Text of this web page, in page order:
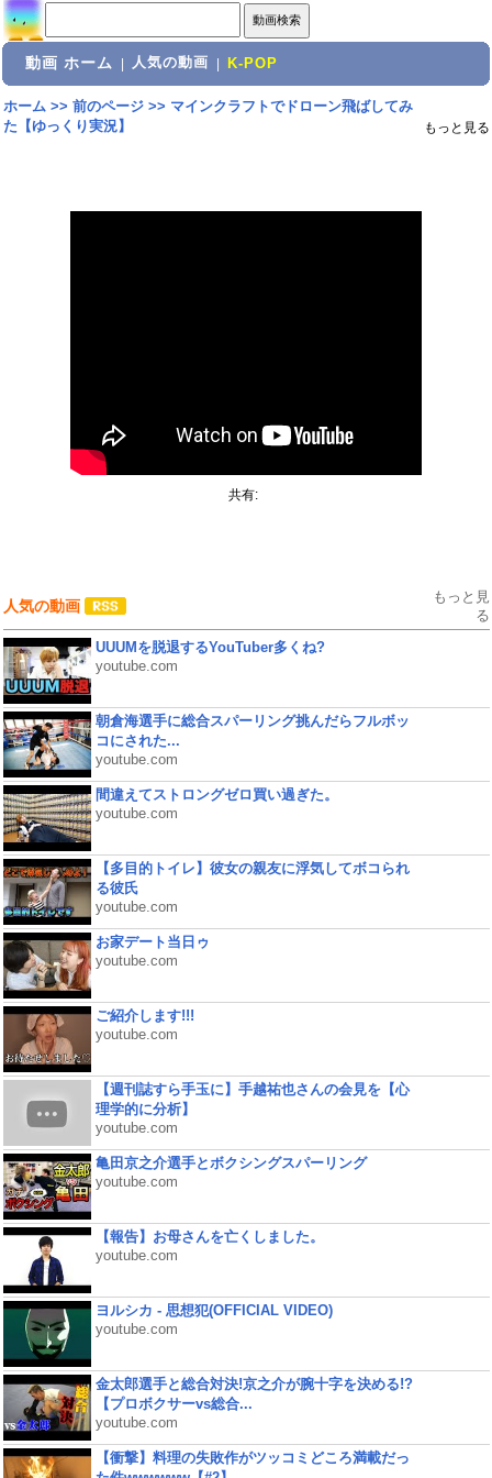
動画 ホーム 人気の動画 K-POP
ホーム>> 前のページ>> マインクラフトでドローン飛ばしてみ
た【ゆっくり実況】
もっと見る
共有:
人気の動画
もっと見
る
UUUMを脱退するYouTuber多くね?
youtube.com
朝倉海選手に総合スパーリング挑んだらフルボッ
コにされた...
youtube.com
間違えてストロングゼロ買い過ぎた。
youtube.com
【多目的トイレ】彼女の親友に浮気してボコられ
る彼氏
youtube.com
お家デート当日ゥ
youtube.com
ご紹介します!!!
youtube.com
【週刊誌すら手玉に】手越祐也さんの会見を【心
理学的に分析】
youtube.com
亀田京之介選手とボクシングスパーリング
youtube.com
【報告】お母さんを亡くしました。
youtube.com
ヨルシカ - 思想犯(OFFICIAL VIDEO)
youtube.com
金太郎選手と総合対決!京之介が腕十字を決める!?
【プロボクサーvs総合...
youtube.com
【衝撃】料理の失敗作がツッコミどころ満載だっ